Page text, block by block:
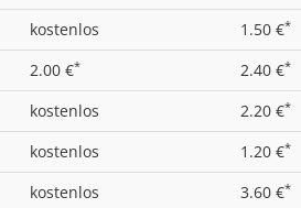
kostenlos 1.50 €*
2.00 €* 2.40 €*
kostenlos 2.20 €*
kostenlos 1.20 €*
kostenlos 3.60 €*